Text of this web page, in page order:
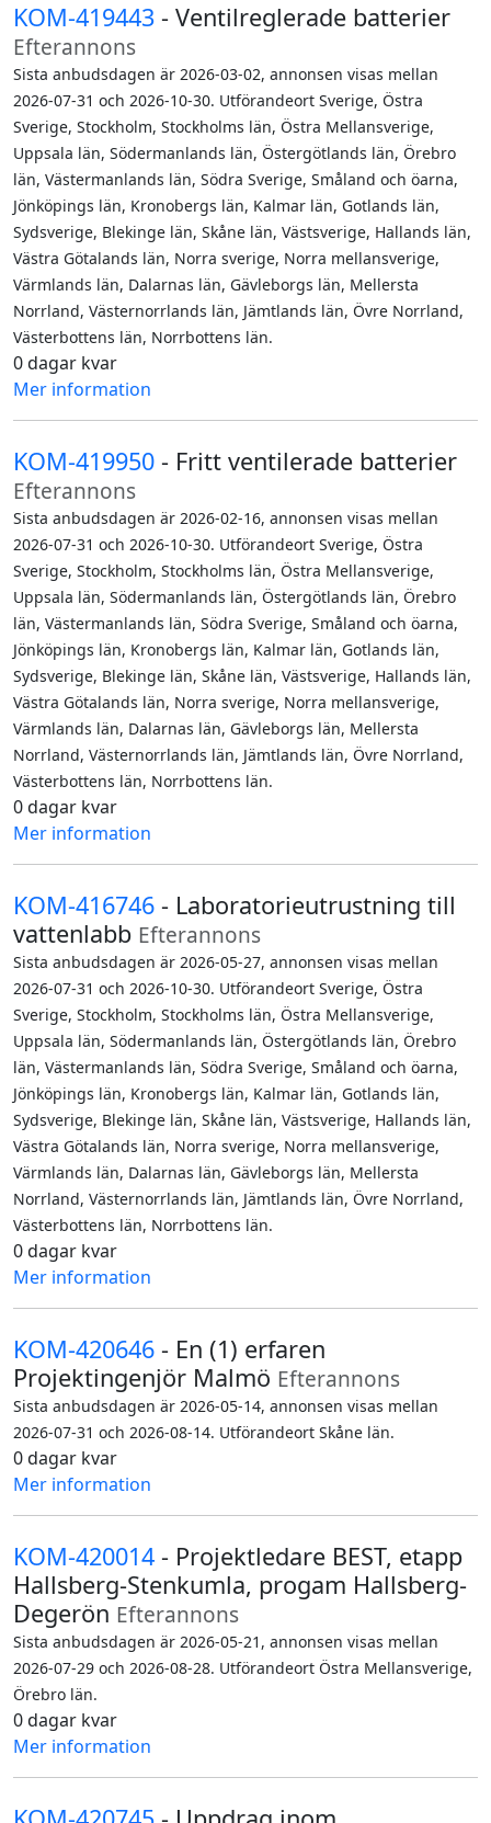
KOM-419443 - Ventilreglerade batterier
Efterannons
Sista anbudsdagen är 2026-03-02, annonsen visas mellan
2026-07-31 och 2026-10-30. Utförandeort Sverige, Östra
Sverige, Stockholm, Stockholms län, Östra Mellansverige,
Uppsala län, Södermanlands län, Östergötlands län, Örebro
län, Västermanlands län, Södra Sverige, Småland och öarna,
Jönköpings län, Kronobergs län, Kalmar län, Gotlands län,
Sydsverige, Blekinge län, Skåne län, Västsverige, Hallands län,
Västra Götalands län, Norra sverige, Norra mellansverige,
Värmlands län, Dalarnas län, Gävleborgs län, Mellersta
Norrland, Västernorrlands län, Jämtlands län, Övre Norrland,
Västerbottens län, Norrbottens län.
0 dagar kvar
Mer information
KOM-419950 - Fritt ventilerade batterier
Efterannons
Sista anbudsdagen är 2026-02-16, annonsen visas mellan
2026-07-31 och 2026-10-30. Utförandeort Sverige, Östra
Sverige, Stockholm, Stockholms län, Östra Mellansverige,
Uppsala län, Södermanlands län, Östergötlands län, Örebro
län, Västermanlands län, Södra Sverige, Småland och öarna,
Jönköpings län, Kronobergs län, Kalmar län, Gotlands län,
Sydsverige, Blekinge län, Skåne län, Västsverige, Hallands län,
Västra Götalands län, Norra sverige, Norra mellansverige,
Värmlands län, Dalarnas län, Gävleborgs län, Mellersta
Norrland, Västernorrlands län, Jämtlands län, Övre Norrland,
Västerbottens län, Norrbottens län.
0 dagar kvar
Mer information
KOM-416746 - Laboratorieutrustning till
vattenlabb Efterannons
Sista anbudsdagen är 2026-05-27, annonsen visas mellan
2026-07-31 och 2026-10-30. Utförandeort Sverige, Östra
Sverige, Stockholm, Stockholms län, Östra Mellansverige,
Uppsala län, Södermanlands län, Östergötlands län, Örebro
län, Västermanlands län, Södra Sverige, Småland och öarna,
Jönköpings län, Kronobergs län, Kalmar län, Gotlands län,
Sydsverige, Blekinge län, Skåne län, Västsverige, Hallands län,
Västra Götalands län, Norra sverige, Norra mellansverige,
Värmlands län, Dalarnas län, Gävleborgs län, Mellersta
Norrland, Västernorrlands län, Jämtlands län, Övre Norrland,
Västerbottens län, Norrbottens län.
0 dagar kvar
Mer information
KOM-420646 - En (1) erfaren
Projektingenjör Malmö Efterannons
Sista anbudsdagen är 2026-05-14, annonsen visas mellan
2026-07-31 och 2026-08-14. Utförandeort Skåne län.
0 dagar kvar
Mer information
KOM-420014 - Projektledare BEST, etapp
Hallsberg-Stenkumla, progam Hallsberg-
Degerön Efterannons
Sista anbudsdagen är 2026-05-21, annonsen visas mellan
2026-07-29 och 2026-08-28. Utförandeort Östra Mellansverige,
Örebro län.
0 dagar kvar
Mer information